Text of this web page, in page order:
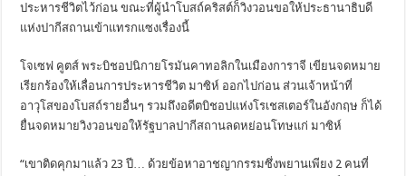
ประหารชีวิตไว้ก่อน ขณะที่ผู้นำโบสถ์คริสต์ก็วิงวอนขอให้ประธานาธิบดี
แห่งปากีสถานเข้าแทรกแซงเรื่องนี้
โจเซฟ คูตส์ พระบิชอปนิกายโรมันคาทอลิกในเมืองการาจี เขียนจดหมาย
เรียกร้องให้เลื่อนการประหารชีวิต มาซิห์ ออกไปก่อน ส่วนเจ้าหน้าที่
อาวุโสของโบสถ์รายอื่นๆ รวมถึงอดีตบิชอปแห่งโรเชสเตอร์ในอังกฤษ ก็ได้
ยื่นจดหมายวิงวอนขอให้รัฐบาลปากีสถานลดหย่อนโทษแก่ มาซิห์
“เขาติดคุกมาแล้ว 23 ปี… ด้วยข้อหาอาชญากรรมซึ่งพยานเพียง 2 คนที่